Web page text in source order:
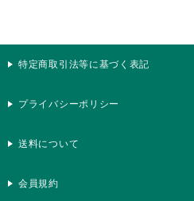
特定商取引法等に基づく表記
プライバシーポリシー
送料について
会員規約